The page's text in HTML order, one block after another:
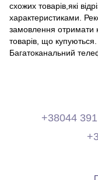
схожих товарів,які
характеристиками.
замовлення отримати
товарів, що купуються.
Багатоканальний
+38044